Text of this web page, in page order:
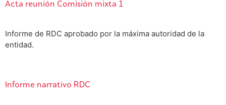
Acta reunión Comisión mixta 1
Informe de RDC aprobado por la máxima autoridad de la
entidad.
Informe narrativo RDC